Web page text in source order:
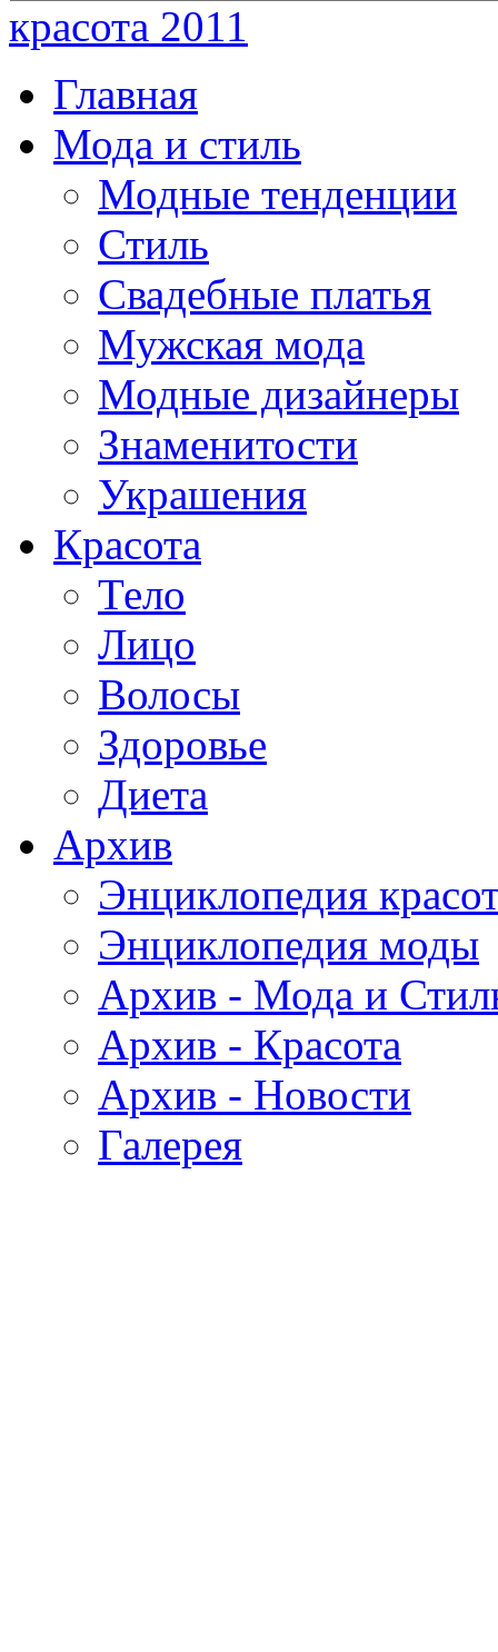
красота 2011
Главная
Мода и стиль
Модные тенденции
Стиль
Свадебные платья
Мужская мода
Модные дизайнеры
Знаменитости
Украшения
Красота
Тело
Лицо
Волосы
Здоровье
Диета
Архив
Энциклопедия
Энциклопедия моды
Архив - Мода и
Архив - Красота
Архив - Новости
Галерея